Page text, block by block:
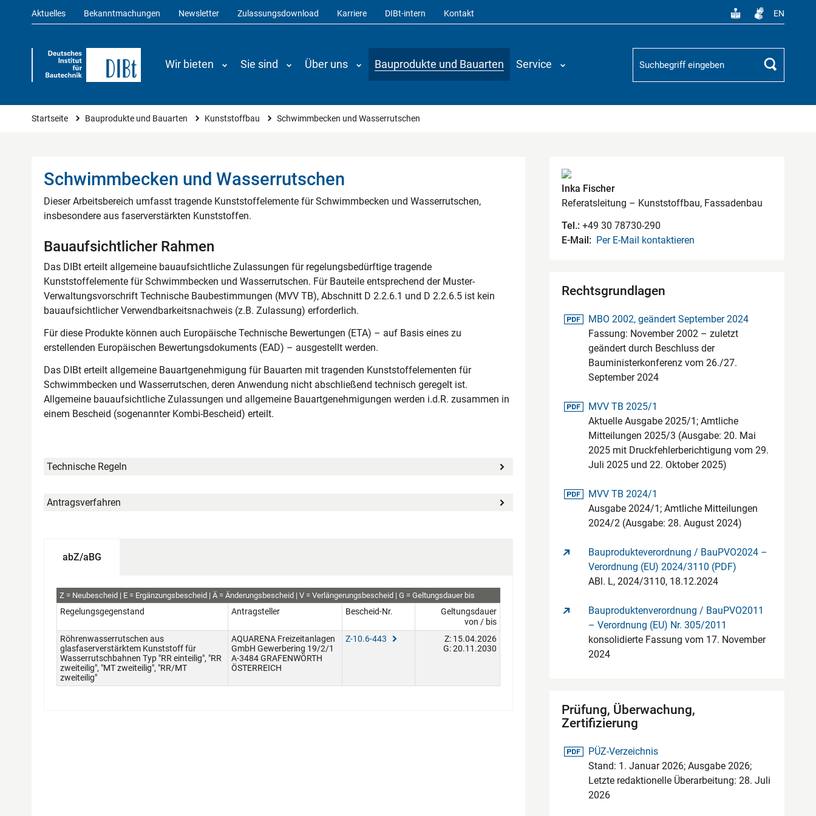
Aktuelles Bekanntmachungen Newsletter Zulassungsdownload Karriere DIBt-intern Kontakt EN
Wir bieten Sie sind Über uns Bauprodukte und Bauarten Service
Suchbegriff
Suchen
Sie sind hier
Startseite Bauprodukte und Bauarten Kunststoffbau Schwimmbecken und Wasserrutschen
Schwimmbecken und Wasserrutschen
Dieser Arbeitsbereich umfasst tragende Kunststoffelemente für Schwimmbecken und Wasserrutschen,
insbesondere aus faserverstärkten Kunststoffen.
Bauaufsichtlicher Rahmen
Das DIBt erteilt allgemeine bauaufsichtliche Zulassungen für regelungsbedürftige tragende
Kunststoffelemente für Schwimmbecken und Wasserrutschen. Für Bauteile entsprechend der Muster-
Verwaltungsvorschrift Technische Baubestimmungen (MVV TB), Abschnitt D 2.2.6.1 und D 2.2.6.5 ist kein
bauaufsichtlicher Verwendbarkeitsnachweis (z.B. Zulassung) erforderlich.
Für diese Produkte können auch Europäische Technische Bewertungen (ETA) – auf Basis eines zu
erstellenden Europäischen Bewertungsdokuments (EAD) – ausgestellt werden.
Das DIBt erteilt allgemeine Bauartgenehmigung für Bauarten mit tragenden Kunststoffelementen für
Schwimmbecken und Wasserrutschen, deren Anwendung nicht abschließend technisch geregelt ist.
Allgemeine bauaufsichtliche Zulassungen und allgemeine Bauartgenehmigungen werden i.d.R. zusammen in
einem Bescheid (sogenannter Kombi-Bescheid) erteilt.
Technische Regeln
Antragsverfahren
abZ/aBG
abZ+aBG
Z Neubescheid E Ergänzungsbescheid Ä Änderungsbescheid V Verlängerungsbescheid G Geltungsdauer bis
Regelungsgegenstand Antragsteller Bescheid-Nr.
Geltungsdauer
von / bis
Röhrenwasserrutschen aus
glasfaserverstärktem Kunststoff für
Wasserrutschbahnen Typ "RR einteilig", "RR
zweiteilig", "MT zweiteilig", "RR/MT
zweiteilig"
AQUARENA Freizeitanlagen
GmbH Gewerbering 19/2/1
A-3484 GRAFENWÖRTH
ÖSTERREICH
Z-10.6-443
Z: 15.04.2026
G: 20.11.2030
Kontaktdaten
Inka Fischer
Referatsleitung – Kunststoffbau, Fassadenbau
Tel.: +49 30 78730-290
E-Mail: Per E-Mail kontaktieren
Rechtsgrundlagen
pdf-Datei
MBO 2002, geändert September 2024
Fassung: November 2002 – zuletzt
geändert durch Beschluss der
Bauministerkonferenz vom 26./27.
September 2024
pdf-Datei
MVV TB 2025/1
Aktuelle Ausgabe 2025/1; Amtliche
Mitteilungen 2025/3 (Ausgabe: 20. Mai
2025 mit Druckfehlerberichtigung vom 29.
Juli 2025 und 22. Oktober 2025)
pdf-Datei
MVV TB 2024/1
Ausgabe 2024/1; Amtliche Mitteilungen
2024/2 (Ausgabe: 28. August 2024)
Bauprodukteverordnung / BauPVO2024 –
Verordnung (EU) 2024/3110 (PDF)
ABl. L, 2024/3110, 18.12.2024
Bauproduktenverordnung / BauPVO2011
– Verordnung (EU) Nr. 305/2011
konsolidierte Fassung vom 17. November
2024
Prüfung, Überwachung,
Zertifizierung
pdf-Datei
PÜZ-Verzeichnis
Stand: 1. Januar 2026; Ausgabe 2026;
Letzte redaktionelle Überarbeitung: 28. Juli
2026